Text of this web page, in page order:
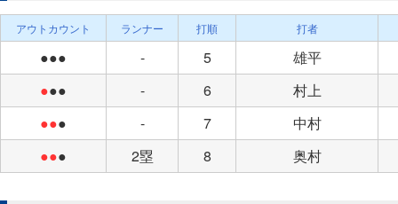
アウトカウント ランナー 打順 打者
●●● - 5
雄平
●●● - 6
村上
●●● - 7
中村
●●● 2塁 8 奥村